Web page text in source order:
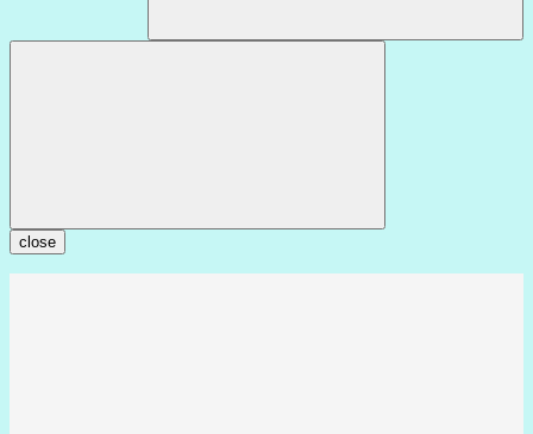
close